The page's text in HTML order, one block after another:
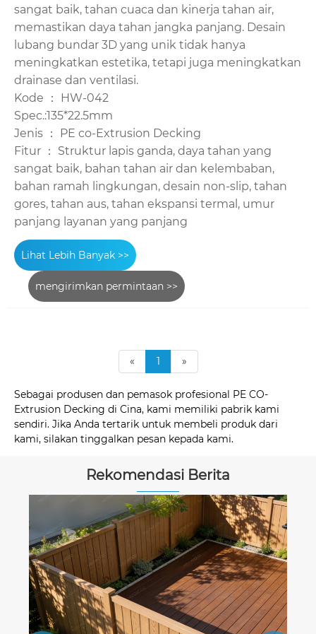
sangat baik, tahan cuaca dan kinerja tahan air,
memastikan daya tahan jangka panjang. Desain
lubang bundar 3D yang unik tidak hanya
meningkatkan estetika, tetapi juga meningkatkan
drainase dan ventilasi.
Kode ： HW-042
Spec.:135*22.5mm
Jenis ： PE co-Extrusion Decking
Fitur ： Struktur lapis ganda, daya tahan yang
sangat baik, bahan tahan air dan kelembaban,
bahan ramah lingkungan, desain non-slip, tahan
gores, tahan aus, tahan ekspansi termal, umur
panjang layanan yang panjang
Lihat Lebih Banyak >>
mengirimkan permintaan >>
« 1 »
Sebagai produsen dan pemasok profesional PE CO-
Extrusion Decking di Cina, kami memiliki pabrik kami
sendiri. Jika Anda tertarik untuk membeli produk dari
kami, silakan tinggalkan pesan kepada kami.
Rekomendasi Berita